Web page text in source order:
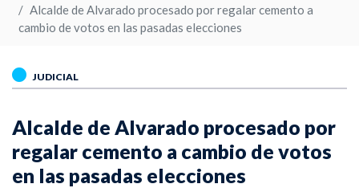
Alcalde de Alvarado procesado por regalar cemento a
cambio de votos en las pasadas elecciones
JUDICIAL
Alcalde de Alvarado procesado por
regalar cemento a cambio de votos
en las pasadas elecciones